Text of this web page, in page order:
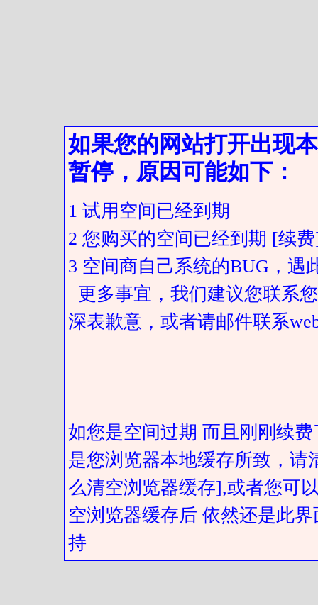
如果您的网站打开出现
暂停，原因可能如下：
1 试用空间已经到期
2 您购买的空间已经到期 [续
3 空间商自己系统的BUG，遇
更多事宜，我们建议您联系
深表歉意，或者请邮件联系
如您是空间过期 而且刚刚续
是您浏览器本地缓存所致，
么清空浏览器缓存],或者您可
空浏览器缓存后 依然还是此
持